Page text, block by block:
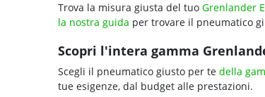
Trova la misura giusta del tuo Grenlander
la nostra guida per trovare il pneumatico
Scopri l'intera gamma
Scegli il pneumatico giusto per te della
tue esigenze, dal budget alle prestazioni.